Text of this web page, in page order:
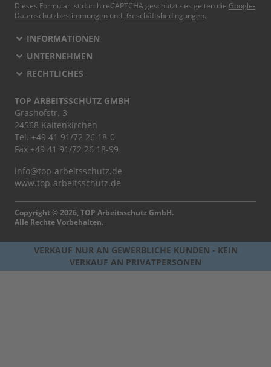
Dieses Formular ist durch reCAPTCHA geschützt - es gelten die Google-
Datenschutzbestimmungen und -Geschäftsbedingungen.
INFORMATIONEN
UNTERNEHMEN
RECHTLICHES
TOP ARBEITSSCHUTZ GMBH
Grashofstr. 3
24568 Kaltenkirchen
Tel. +49 41 91/72 26 18-0
Fax +49 41 91/72 26 18-99
info@top-arbeitsschutz.de
www.top-arbeitsschutz.de
Copyright © 2026, TOP Arbeitsschutz GmbH.
Alle Rechte Vorbehalten.
VERKAUF NUR AN GEWERBLICHE KUNDEN - KEIN
VERKAUF AN PRIVATPERSONEN